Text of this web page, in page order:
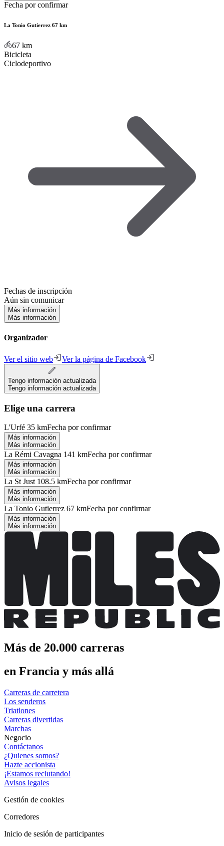
Fecha por confirmar
La Tonio Gutierrez 67 km
67 km
Bicicleta
Ciclodeportivo
Fechas de inscripción
Aún sin comunicar
Más información
Más información
Organizador
Ver el sitio web Ver la página de Facebook
Tengo información actualizada
Tengo información actualizada
Elige una carrera
L'Urfé 35 kmFecha por confirmar
Más información
Más información
La Rémi Cavagna 141 kmFecha por confirmar
Más información
Más información
La St Just 108.5 kmFecha por confirmar
Más información
Más información
La Tonio Gutierrez 67 kmFecha por confirmar
Más información
Más información
Más de 20.000 carreras
en Francia y más allá
Carreras de carretera
Los senderos
Triatlones
Carreras divertidas
Marchas
Negocio
Contáctanos
¿Quienes somos?
Hazte accionista
¡Estamos reclutando!
Avisos legales
Gestión de cookies
Corredores
Inicio de sesión de participantes